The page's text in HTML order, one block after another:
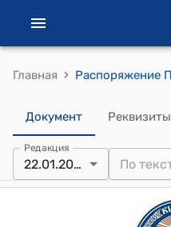
Главная ›
Документ Реквизиты
Редакция
22.01.2013